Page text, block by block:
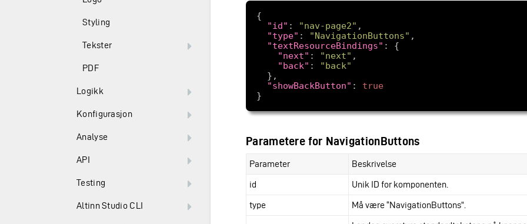
Styling
Tekster
PDF
Logikk
Konfigurasjon
Analyse
API
Testing
Altinn Studio CLI
"id" : "nav-page2"
"type" : "NavigationButtons"
"textResourceBindings"
"next" : "next"
"back" :
"back"
"showBackButton" : true
Parametere for NavigationButtons
Parameter Beskrivelse
id Unik ID for komponenten.
type Må være “NavigationButtons”.